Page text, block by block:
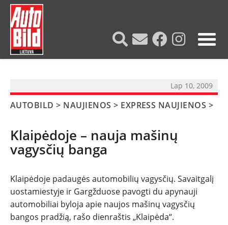
NAUJIENOS
Lap 10, 2009
AUTOBILD > NAUJIENOS > EXPRESS NAUJIENOS >
Klaipėdoje – nauja mašinų
vagysčių banga
Klaipėdoje padaugės automobilių vagysčių. Savaitgalį
uostamiestyje ir Gargžduose pavogti du apynauji
automobiliai byloja apie naujos mašinų vagysčių
bangos pradžią, rašo dienraštis „Klaipėda“.